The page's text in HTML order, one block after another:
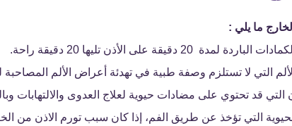
ما يلي :
على الأذن تليها 20 دقيقة راحة.
التي لا تستلزم وصفة طبية في تهدئة أعراض الألم المصاحبة
قد تحتوي على مضادات حيوية لعلاج العدوى والالتهابات
التي تؤخذ عن طريق الفم، إذا كان سبب تورم الاذن من